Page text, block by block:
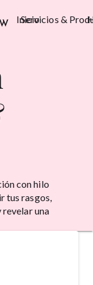
Inicio
Servicios &
con hilo
tus rasgos,
una